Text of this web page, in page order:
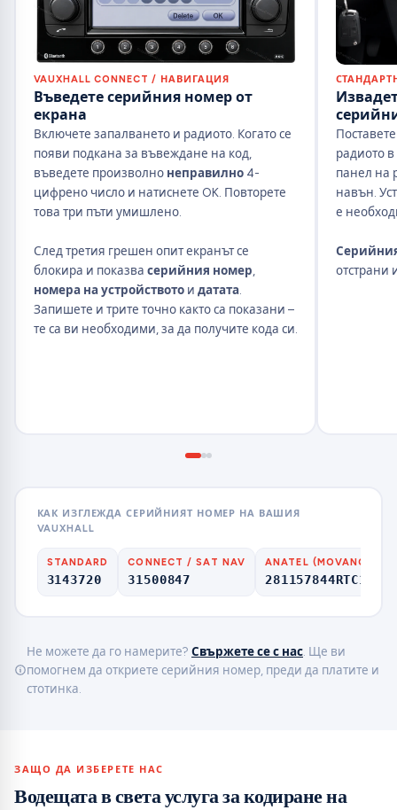
VAUXHALL CONNECT / НАВИГАЦИЯ
Въведете серийния номер от
екрана
Включете запалването и радиото. Когато се
появи подкана за въвеждане на код,
въведете произволно неправилно4-
цифрено число и натиснете OK. Повторете
това три пъти умишлено.
След третия грешен опит екранът се
блокира и показва серийния номер
номера на устройствотои датата.
Запишете и трите точно както са показани –
те са ви необходими, за да получите кода си.
радиото
панел на
навън.
е
отстрани
КАК ИЗГЛЕЖДА СЕРИЙНИЯТ НОМЕР НА ВАШИЯ
VAUXHALL
STANDARD
3143720
CONNECT / SAT NAV
31500847
ANATEL (MOVANO)
281157844RTC109
Не можете да го намерите? Свържете се с нас . Ще ви
помогнем да откриете серийния номер, преди да платите и
стотинка.
ЗАЩО ДА ИЗБЕРЕТЕ НАС
Водещата в света услуга за кодиране на